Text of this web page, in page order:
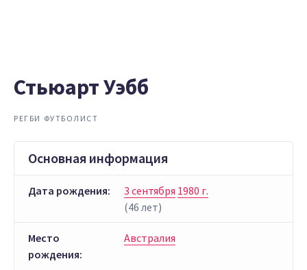
Стьюарт Уэбб
РЕГБИ ФУТБОЛИСТ
Основная информация
Дата рождения: 3 сентября 1980 г.
(46 лет)
Место
рождения:
Австралия